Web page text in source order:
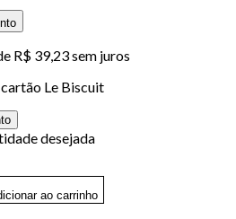
R$ 39,23 sem juros
Le Biscuit
desejada
ao carrinho